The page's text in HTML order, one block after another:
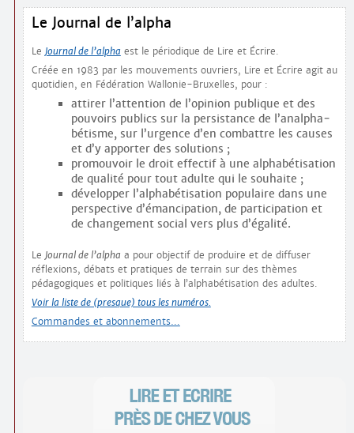
Le Journal de l’alpha
Le Journal de l’alphaest le périodique de Lire et Écrire.
Créée en 1983 par les mouvements ouvriers, Lire et Écrire agit au
quotidien, en Fédération Wallonie-Bruxelles, pour :
attirer l’attention de l’opinion publique et des
pouvoirs publics sur la persistance de l’analpha­
bétisme, sur l’urgence d’en combattre les causes
et d’y apporter des solutions ;
promouvoir le droit effectif à une alphabétisation
de qualité pour tout adulte qui le souhaite ;
développer l’alphabétisation populaire dans une
perspective d’émancipation, de participation et
de changement social vers plus d’égalité.
Le Journal de l’alpha a pour objectif de produire et de diffuser
réflexions, débats et pratiques de terrain sur des thèmes
pédagogiques et politiques liés à l’alphabétisation des adultes.
Voir la liste de (presque) tous les numéros.
Commandes et abonnements…